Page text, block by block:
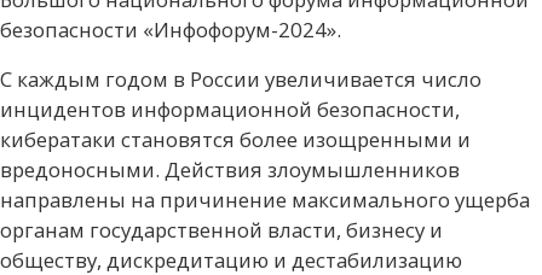
безопасности «Инфофорум-2024».
С каждым годом в России увеличивается число
инцидентов информационной безопасности,
кибератаки становятся более изощренными и
вредоносными. Действия злоумышленников
направлены на причинение максимального ущерба
органам государственной власти, бизнесу и
обществу, дискредитацию и дестабилизацию